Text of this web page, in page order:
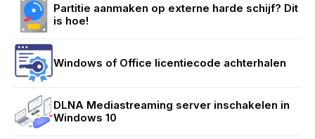
Partitie aanmaken op externe harde schijf? Dit
is hoe!
Windows of Office licentiecode achterhalen
DLNA Mediastreaming server inschakelen in
Windows 10